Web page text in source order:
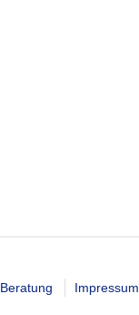
Beratung
Impressum